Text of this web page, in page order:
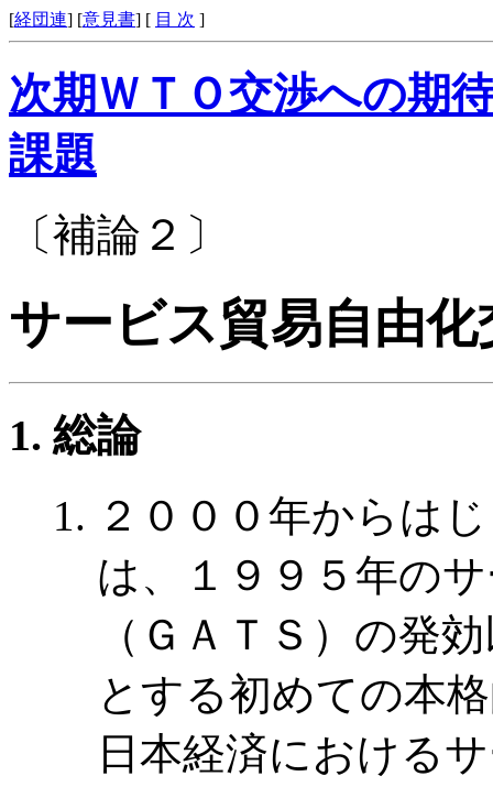
[経団連] [意見書] [ 目 次 ]
次期ＷＴＯ交渉への期
課題
〔補論２〕
サービス貿易自由
総論
２０００年からは
は、１９９５年の
（ＧＡＴＳ）の発
とする初めての本
日本経済における